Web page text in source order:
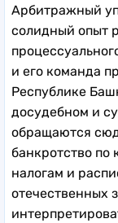
Арбитражный
солидный опыт
и его команда
Республике
досудебном и
обращаются
банкротство
налогам и
отечественных